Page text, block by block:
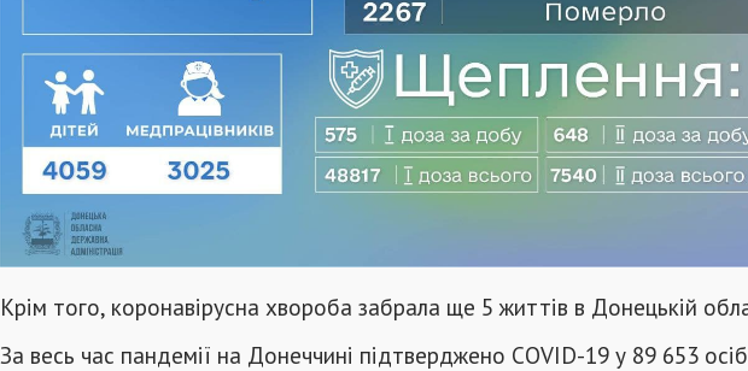
Крім того, коронавірусна хвороба забрала ще 5 життів в Донецькій
За весь час пандемії на Донеччині підтверджено COVID-19 у 89 653